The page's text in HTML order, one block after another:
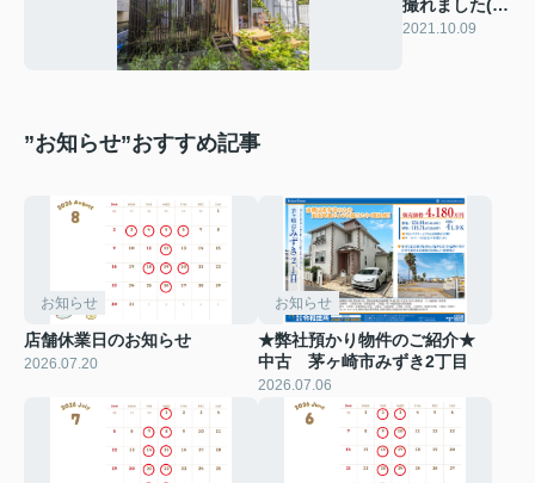
撮れました(￣
▽￣)
2021.10.09
”お知らせ”おすすめ記事
お知らせ
店舗休業日のお知らせ
2026.07.20
お知らせ
★弊社預かり物件のご紹介★
中古 茅ヶ崎市みずき2丁目
2026.07.06